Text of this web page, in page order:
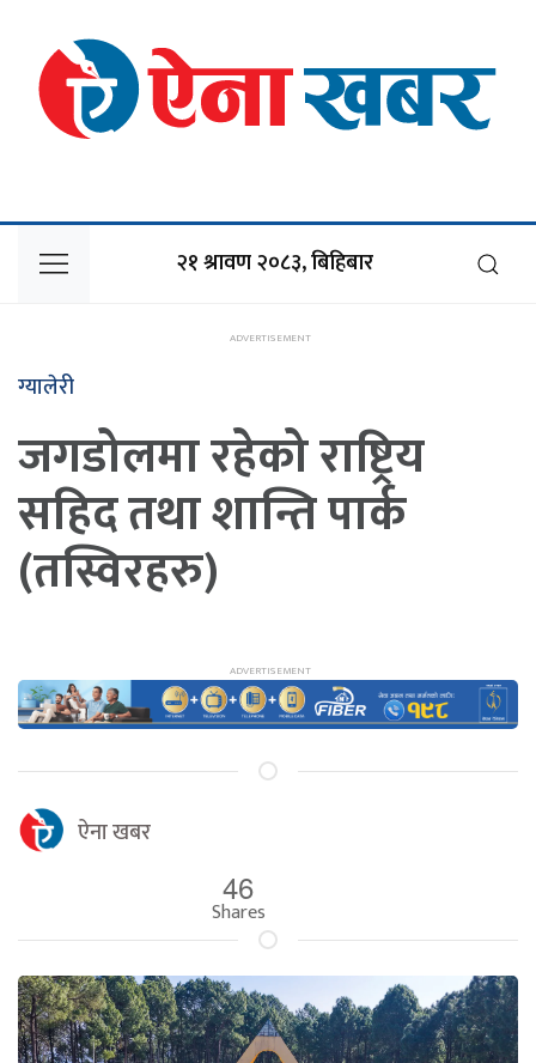
२१ श्रावण २०८३, बिहिबार
ग्यालेरी
जगडोलमा रहेको राष्ट्रिय
सहिद तथा शान्ति पार्क
(तस्विरहरु)
ऐना खबर
46
Shares